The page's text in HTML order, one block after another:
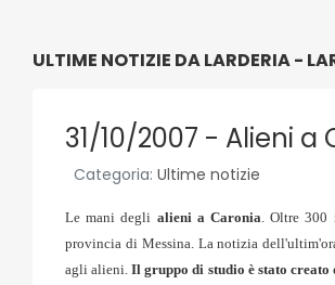
ULTIME NOTIZIE DA LARDERIA -
31/10/2007 - Alieni a
Categoria: Ultime notizie
Le mani degli alieni a Caronia. Oltre 300
provincia di Messina. La notizia
agli alieni. Il gruppo di studio è stato creato